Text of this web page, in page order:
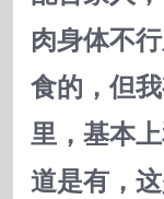
肉身体不
食的，但
里，基本
道是有，